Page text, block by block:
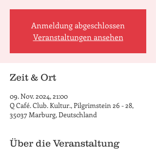
Anmeldung abgeschlossen
Veranstaltungen ansehen
Zeit & Ort
09. Nov. 2024, 21:00
Q Café. Club. Kultur., Pilgrimstein 26 - 28,
35037 Marburg, Deutschland
Über die Veranstaltung